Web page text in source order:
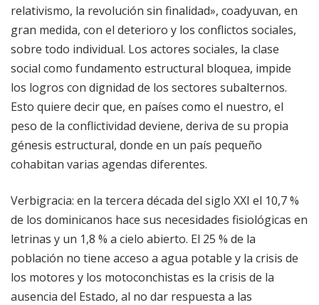
relativismo, la revolución sin finalidad», coadyuvan, en
gran medida, con el deterioro y los conflictos sociales,
sobre todo individual. Los actores sociales, la clase
social como fundamento estructural bloquea, impide
los logros con dignidad de los sectores subalternos.
Esto quiere decir que, en países como el nuestro, el
peso de la conflictividad deviene, deriva de su propia
génesis estructural, donde en un país pequeño
cohabitan varias agendas diferentes.
Verbigracia: en la tercera década del siglo XXI el 10,7 %
de los dominicanos hace sus necesidades fisiológicas en
letrinas y un 1,8 % a cielo abierto. El 25 % de la
población no tiene acceso a agua potable y la crisis de
los motores y los motoconchistas es la crisis de la
ausencia del Estado, al no dar respuesta a las